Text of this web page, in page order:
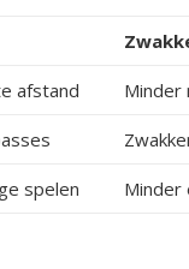
afstand Minder
spelen Minder